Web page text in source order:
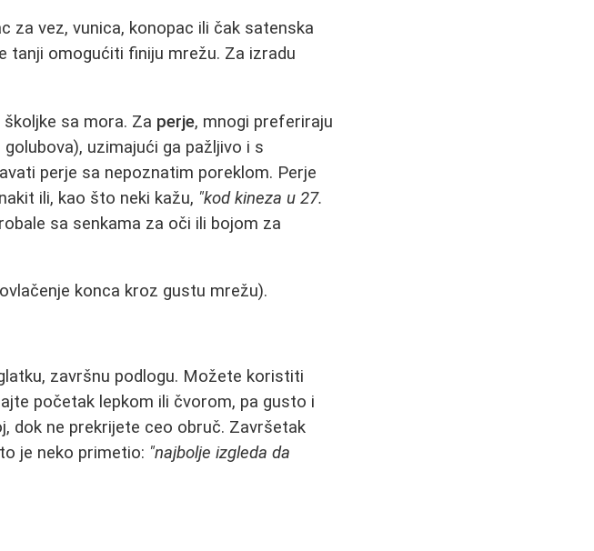
za vez, vunica, konopac ili čak satenska
tanji omogućiti finiju mrežu. Za izradu
sa mora. Za perje, mnogi preferiraju
uzimajući ga pažljivo i s
perje sa nepoznatim poreklom. Perje
ili, kao što neki kažu, "kod kineza u 27.
sa senkama za oči ili bojom za
konca kroz gustu mrežu).
završnu podlogu. Možete koristiti
početak lepkom ili čvorom, pa gusto i
dok ne prekrijete ceo obruč. Završetak
je neko primetio: "najbolje izgleda da